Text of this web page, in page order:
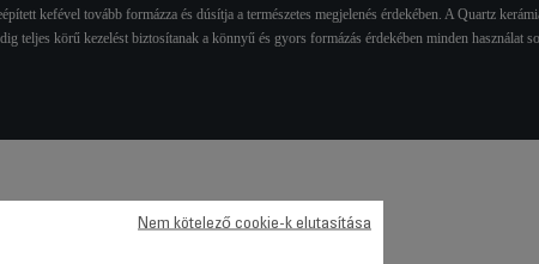
kefével tovább formázza és dúsítja a természetes megjelenés érdekében. A Quartz
teljes körű kezelést biztosítanak a könnyű és gyors formázás érdekében minden használat
Nem kötelező cookie-k elutasítása